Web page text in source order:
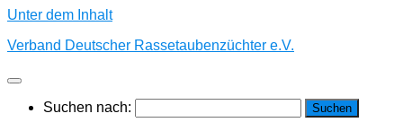
Unter dem Inhalt
Verband Deutscher Rassetaubenzüchter e.V.
Suchen nach: